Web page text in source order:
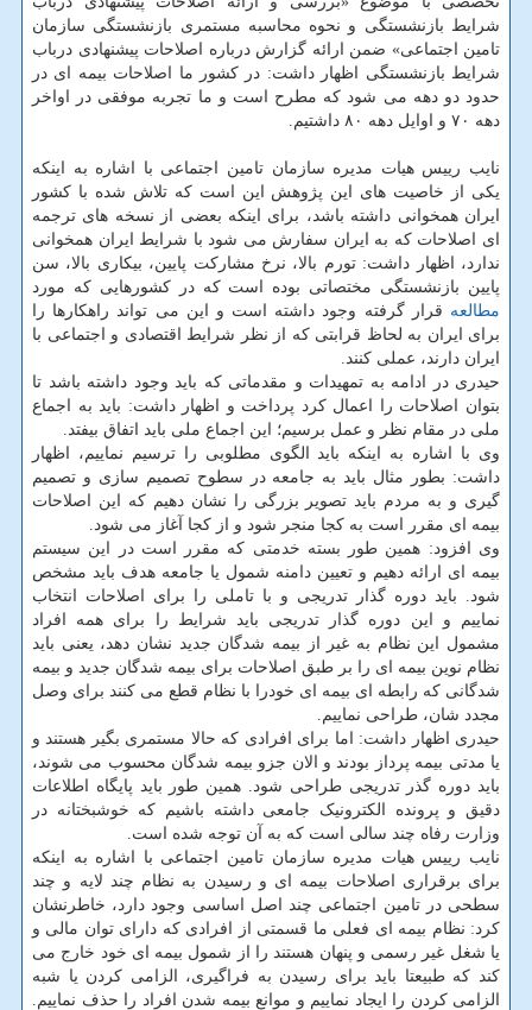
شرایط بازنشستگی و نحوه محاسبه مستمری بازنشستگی سازمان
تامین اجتماعی» ضمن ارائه گزارش درباره اصلاحات پیشنهادی درباب
شرایط بازنشستگی اظهار داشت: در کشور ما اصلاحات بیمه ای در
حدود دو دهه می شود که مطرح است و ما تجربه موفقی در اواخر
دهه ۷۰ و اوایل دهه ۸۰ داشتیم.
نایب رییس هیات مدیره سازمان تامین اجتماعی با اشاره به اینکه
یکی از خاصیت های این پژوهش این است که تلاش شده با کشور
ایران همخوانی داشته باشد، برای اینکه بعضی از نسخه های ترجمه
ای اصلاحات که به ایران سفارش می شود با شرایط ایران همخوانی
ندارد، اظهار داشت: تورم بالا، نرخ مشارکت پایین، بیکاری بالا، سن
پایین بازنشستگی مختصاتی بوده است که در کشورهایی که مورد
مطالعه قرار گرفته وجود داشته است و این می تواند راهکارها را
برای ایران به لحاظ قرابتی که از نظر شرایط اقتصادی و اجتماعی با
ایران دارند، عملی کنند.
حیدری در ادامه به تمهیدات و مقدماتی که باید وجود داشته باشد تا
بتوان اصلاحات را اعمال کرد پرداخت و اظهار داشت: باید به اجماع
ملی در مقام نظر و عمل برسیم؛ این اجماع ملی باید اتفاق بیفتد.
وی با اشاره به اینکه باید الگوی مطلوبی را ترسیم نماییم، اظهار
داشت: بطور مثال باید به جامعه در سطوح تصمیم سازی و تصمیم
گیری و به مردم باید تصویر بزرگی را نشان دهیم که این اصلاحات
بیمه ای مقرر است به کجا منجر شود و از کجا آغاز می شود.
وی افزود: همین طور بسته خدمتی که مقرر است در این سیستم
بیمه ای ارائه دهیم و تعیین دامنه شمول یا جامعه هدف باید مشخص
شود. باید دوره گذار تدریجی و با تاملی را برای اصلاحات انتخاب
نماییم و این دوره گذار تدریجی باید شرایط را برای همه افراد
مشمول این نظام به غیر از بیمه شدگان جدید نشان دهد، یعنی باید
نظام نوین بیمه ای را بر طبق اصلاحات برای بیمه شدگان جدید و بیمه
شدگانی که رابطه ای بیمه ای خودرا با نظام قطع می کنند برای وصل
مجدد شان، طراحی نماییم.
حیدری اظهار داشت: اما برای افرادی که حالا مستمری بگیر هستند و
یا مدتی بیمه پرداز بودند و الان جزو بیمه شدگان محسوب می شوند،
باید دوره گذر تدریجی طراحی شود. همین طور باید پایگاه اطلاعات
دقیق و پرونده الکترونیک جامعی داشته باشیم که خوشبختانه در
وزارت رفاه چند سالی است که به آن توجه شده است.
نایب رییس هیات مدیره سازمان تامین اجتماعی با اشاره به اینکه
برای برقراری اصلاحات بیمه ای و رسیدن به نظام چند لایه و چند
سطحی در تامین اجتماعی چند اصل اساسی وجود دارد، خاطرنشان
کرد: نظام بیمه ای فعلی ما قسمتی از افرادی که دارای توان مالی و
یا شغل غیر رسمی و پنهان هستند را از شمول بیمه ای خود خارج می
کند که طبیعتا باید برای رسیدن به فراگیری، الزامی کردن یا شبه
الزامی کردن را ایجاد نماییم و موانع بیمه شدن افراد را حذف نماییم.